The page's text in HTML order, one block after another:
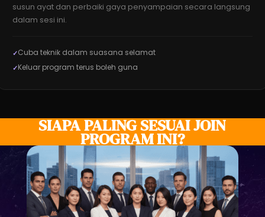
susun ayat dan perbaiki gaya penyampaian secara langsung
dalam sesi ini.
Cuba teknik dalam suasana selamat
Keluar program terus boleh guna
SIAPA PALING SESUAI JOIN
PROGRAM INI?